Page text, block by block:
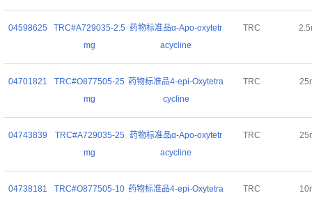
04598625
TRC#A729035-2.5
mg
药物标准品α-Apo-oxytetr
acycline
TRC
04701821
TRC#O877505-25
mg
药物标准品4-epi-Oxytetra
cycline
TRC
04743839
TRC#A729035-25
mg
药物标准品α-Apo-oxytetr
acycline
TRC
04738181
TRC#O877505-10 药物标准品4-epi-Oxytetra
TRC